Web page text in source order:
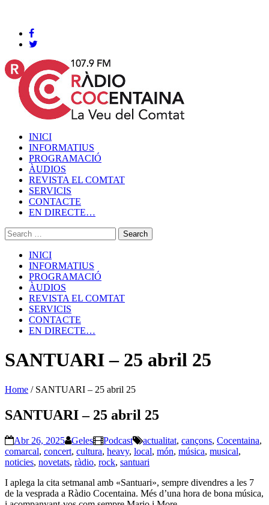
INICI
INFORMATIUS
PROGRAMACIÓ
ÀUDIOS
REVISTA EL COMTAT
SERVICIS
CONTACTE
EN DIRECTE…
INICI
INFORMATIUS
PROGRAMACIÓ
ÀUDIOS
REVISTA EL COMTAT
SERVICIS
CONTACTE
EN DIRECTE…
SANTUARI – 25 abril 25
Home / SANTUARI – 25 abril 25
SANTUARI – 25 abril 25
Abr 26, 2025 Geles Podcast actualitat, cançons, Cocentaina,
comarcal, concert, cultura, heavy, local, món, música, musical,
noticies, novetats, ràdio, rock, santuari
I aplega la cita setmanal amb «Santuari», sempre divendres a les 7
de la vesprada a Ràdio Cocentaina. Més d’una hora de bona música,